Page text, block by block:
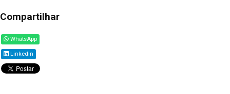
Compartilhar
WhatsApp
Linkedin